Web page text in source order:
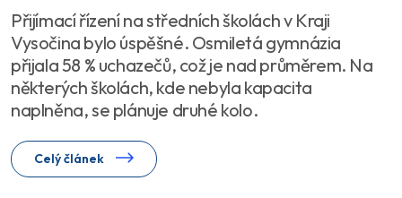
Přijímací řízení na středních školách v Kraji
Vysočina bylo úspěšné. Osmiletá gymnázia
přijala 58 % uchazečů, což je nad průměrem. Na
některých školách, kde nebyla kapacita
naplněna, se plánuje druhé kolo.
Celý článek